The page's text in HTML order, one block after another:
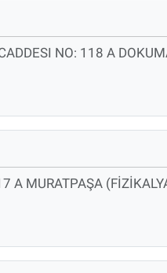
NO: 118 A
A MURATPAŞA